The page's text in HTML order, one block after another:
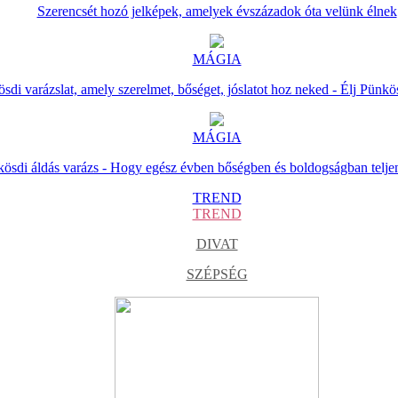
Szerencsét hozó jelképek, amelyek évszázadok óta velünk élnek
MÁGIA
varázslat, amely szerelmet, bőséget, jóslatot hoz neked - Élj
MÁGIA
áldás varázs - Hogy egész évben bőségben és boldogságban
TREND
TREND
DIVAT
SZÉPSÉG